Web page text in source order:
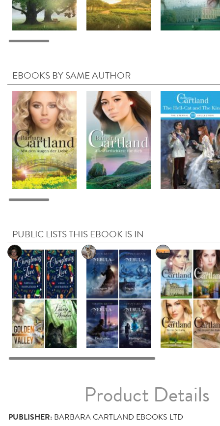
EBOOKS BY SAME AUTHOR
PUBLIC LISTS THIS EBOOK IS IN
Product Details
PUBLISHER: BARBARA CARTLAND EBOOKS LTD